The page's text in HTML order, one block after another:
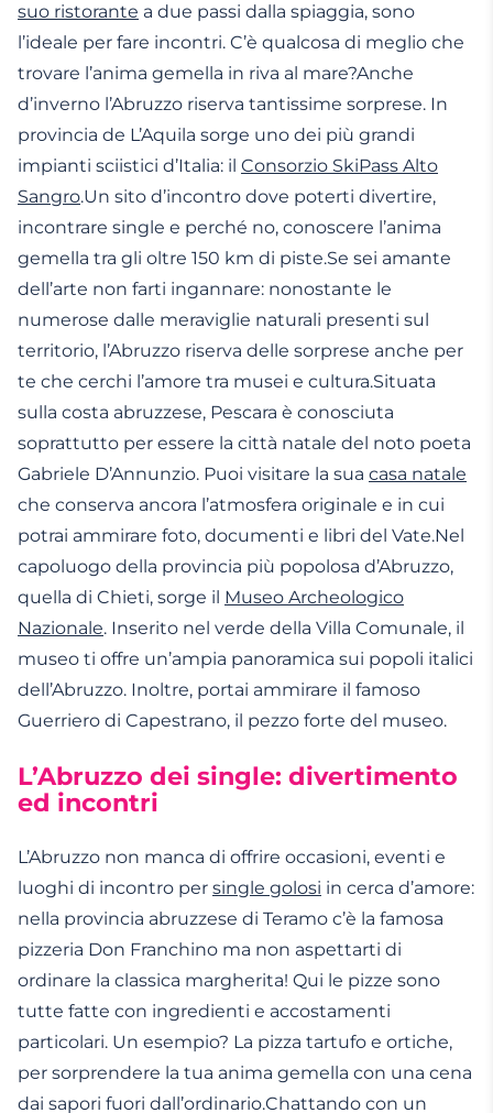
suo ristorante a due passi dalla spiaggia, sono
l’ideale per fare incontri. C’è qualcosa di meglio che
trovare l’anima gemella in riva al mare?Anche
d’inverno l’Abruzzo riserva tantissime sorprese. In
provincia de L’Aquila sorge uno dei più grandi
impianti sciistici d’Italia: il Consorzio SkiPass Alto
Sangro.Un sito d’incontro dove poterti divertire,
incontrare single e perché no, conoscere l’anima
gemella tra gli oltre 150 km di piste.Se sei amante
dell’arte non farti ingannare: nonostante le
numerose dalle meraviglie naturali presenti sul
territorio, l’Abruzzo riserva delle sorprese anche per
te che cerchi l’amore tra musei e cultura.Situata
sulla costa abruzzese, Pescara è conosciuta
soprattutto per essere la città natale del noto poeta
Gabriele D’Annunzio. Puoi visitare la sua casa natale
che conserva ancora l’atmosfera originale e in cui
potrai ammirare foto, documenti e libri del Vate.Nel
capoluogo della provincia più popolosa d’Abruzzo,
quella di Chieti, sorge il Museo Archeologico
Nazionale. Inserito nel verde della Villa Comunale, il
museo ti offre un’ampia panoramica sui popoli italici
dell’Abruzzo. Inoltre, portai ammirare il famoso
Guerriero di Capestrano, il pezzo forte del museo.
L’Abruzzo dei single: divertimento
ed incontri
L’Abruzzo non manca di offrire occasioni, eventi e
luoghi di incontro per single golosi in cerca d’amore:
nella provincia abruzzese di Teramo c’è la famosa
pizzeria Don Franchino ma non aspettarti di
ordinare la classica margherita! Qui le pizze sono
tutte fatte con ingredienti e accostamenti
particolari. Un esempio? La pizza tartufo e ortiche,
per sorprendere la tua anima gemella con una cena
dai sapori fuori dall’ordinario.Chattando con un